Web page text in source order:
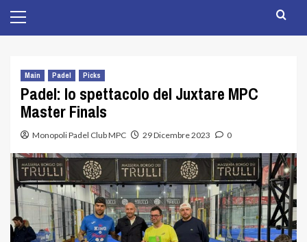
Menu
Main Padel Picks
Padel: lo spettacolo del Juxtare MPC
Master Finals
Monopoli Padel Club MPC 29 Dicembre 2023 0